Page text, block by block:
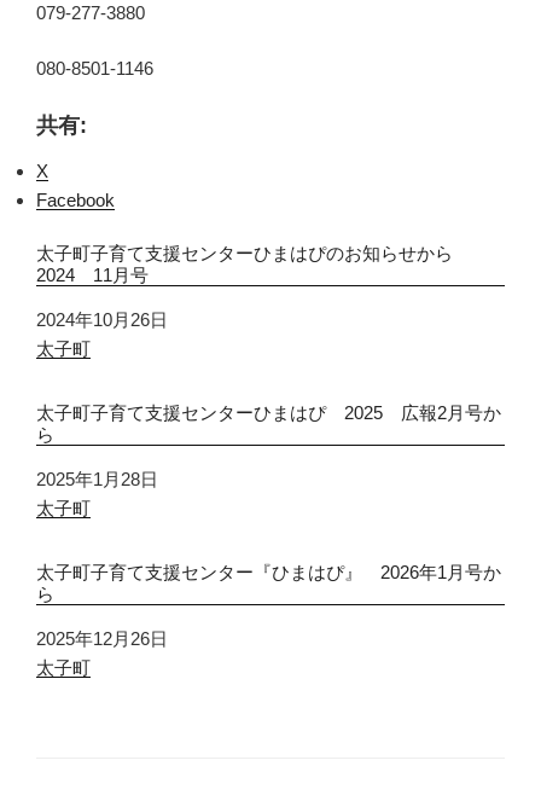
079-277-3880
080-8501-1146
共有:
X
Facebook
太子町子育て支援センターひまはぴのお知らせから
2024 11月号
日付
2024年10月26日
関連理由
太子町
太子町子育て支援センターひまはぴ 2025 広報2月号か
ら
日付
2025年1月28日
関連理由
太子町
太子町子育て支援センター『ひまはぴ』 2026年1月号か
ら
日付
2025年12月26日
関連理由
太子町